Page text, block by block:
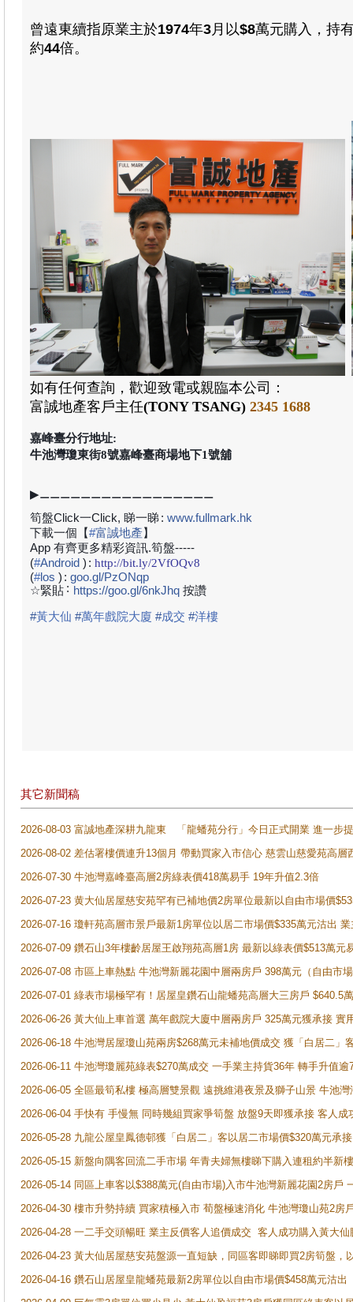
曾遠東續指原業主於1974年3 月 以$8萬元購入，持
約44倍。
如有任何查詢，歡迎致電或親臨本公司：
富誠地產客戶主任(TONY TSANG) 2345 1688
嘉峰臺分行地址:
牛池灣瓊東街8號嘉峰臺商場地下1號舖
▶⚊⚊⚊⚊⚊⚊⚊⚊⚊⚊⚊⚊⚊⚊⚊⚊⚊
筍盤Click一Click, 睇一睇: www.fullmark.hk
下載一個【#富誠地產】
App 有齊更多精彩資訊.筍盤-----
(#Android ) : http://bit.ly/2VfOQv8
(#los ) : goo.gl/PzONqp
☆緊貼 :https://goo.gl/6nkJhq 按讚
#黃大仙 #萬年戲院大廈 #成交 #洋樓
其它新聞稿
2026-08-03 富誠地產深耕九龍東 「龍蟠苑分行」今日正式開業 進一步
2026-08-02 差估署樓價連升13個月 帶動買家入市信心 慈雲山慈愛苑高層
2026-07-30 牛池灣嘉峰臺高層2房綠表價418萬易手 19年升值2.3倍
2026-07-23 黄大仙居屋慈安苑罕有已補地價2房單位最新以自由市場價
2026-07-16 瓊軒苑高層市景戶最新1房單位以居二市場價$335萬元沽出
2026-07-09 鑽石山3年樓齡居屋王啟翔苑高層1房 最新以綠表價$513萬元
2026-07-08 市區上車熱點 牛池灣新麗花園中層兩房戶 398萬元（自由市
2026-07-01 綠表市場極罕有！居屋皇鑽石山龍蟠苑高層大三房戶
2026-06-26 黃大仙上車首選 萬年戲院大廈中層兩房戶 325萬元獲承接 實
2026-06-18 牛池灣居屋瓊山苑兩房$268萬元未補地價成交 獲「白居二」
2026-06-11 牛池灣瓊麗苑綠表$270萬成交 一手業主持貨36年 轉手升值逾
2026-06-05 全區最筍私樓 極高層雙景觀 遠挑維港夜景及獅子山景 牛池
2026-06-04 手快有 手慢無 同時幾組買家爭筍盤 放盤9天即獲承接 客人
2026-05-28 九龍公屋皇鳳德邨獲「白居二」客以居二市場價$320萬元承接
2026-05-15 新盤向隅客回流二手市場 年青夫婦無樓睇下購入連租約半新
2026-05-14 同區上車客以$388萬元(自由市場)入市牛池灣新麗花園2房戶
2026-04-30 樓市升勢持續 買家積極入市 荀盤極速消化 牛池灣瓊山苑2房
2026-04-28 一二手交頭暢旺 業主反價客人追價成交 客人成功購入黃大
2026-04-23 黃大仙居屋慈安苑盤源一直短缺，同區客即睇即買2房筍盤，
2026-04-16 鑽石山居屋皇龍蟠苑最新2房單位以自由市場價$458萬元沽出